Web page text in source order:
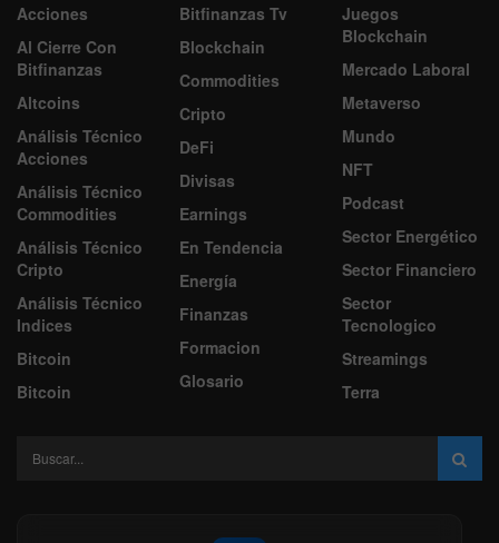
Acciones
Al Cierre Con
Bitfinanzas
Altcoins
Análisis Técnico
Acciones
Análisis Técnico
Commodities
Análisis Técnico
Cripto
Análisis Técnico
Indices
Bitcoin
Bitcoin
Bitfinanzas Tv
Blockchain
Commodities
Cripto
DeFi
Divisas
Earnings
En Tendencia
Energía
Finanzas
Formacion
Glosario
Juegos
Blockchain
Mercado Laboral
Metaverso
Mundo
NFT
Podcast
Sector Energético
Sector Financiero
Sector
Tecnologico
Streamings
Terra